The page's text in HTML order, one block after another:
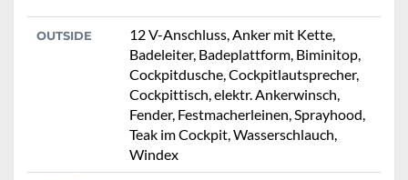
OUTSIDE
12 V-Anschluss, Anker mit Kette,
Badeleiter, Badeplattform, Biminitop,
Cockpitdusche, Cockpitlautsprecher,
Cockpittisch, elektr. Ankerwinsch,
Fender, Festmacherleinen, Sprayhood,
Teak im Cockpit, Wasserschlauch,
Windex